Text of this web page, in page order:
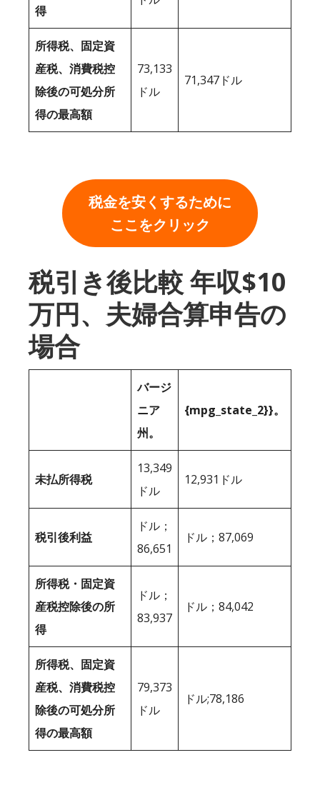
得
所得税、固定資
産税、消費税控
除後の可処分所
得の最高額
73,133
ドル
71,347ドル
税金を安くするために
ここをクリック
税引き後比較 年収$10
万円、夫婦合算申告の
場合
バージ
ニア
州。
{mpg_state_2}}。
未払所得税
13,349
ドル
12,931ドル
税引後利益
ドル；
86,651
ドル；87,069
所得税・固定資
産税控除後の所
得
ドル；
83,937
ドル；84,042
所得税、固定資
産税、消費税控
除後の可処分所
得の最高額
79,373
ドル
ドル;78,186